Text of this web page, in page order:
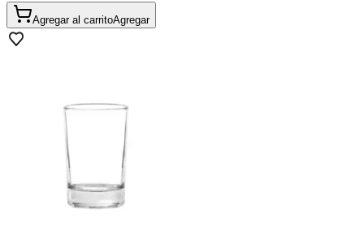
Agregar al carritoAgregar